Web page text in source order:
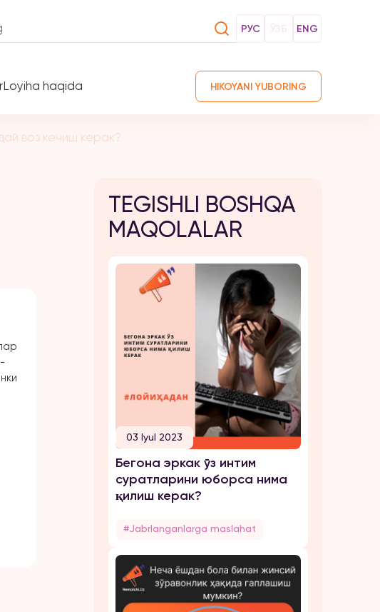
РУС ЎЗБ ENG
Loyiha haqida HIKOYANI YUBORING
воз кечиш керак?
TEGISHLI BOSHQA
MAQOLALAR
03 Iyul 2023
Бегона эркак ўз интим
суратларини юборса нима
қилиш керак?
#Jabrlanganlarga maslahat